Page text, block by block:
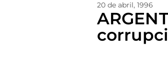
20 de abril, 1996